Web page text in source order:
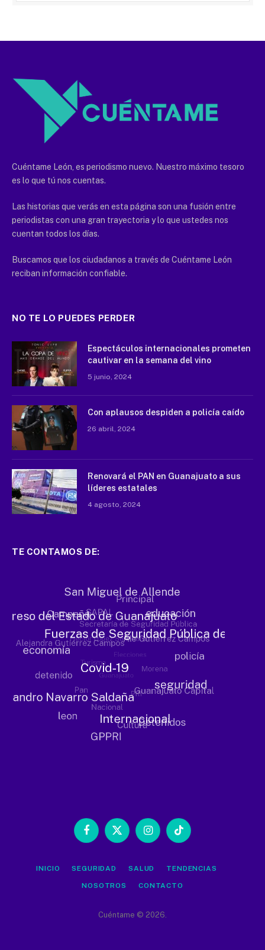
Cuéntame León, es periodismo nuevo. Nuestro máximo tesoro
es lo que tú nos cuentas.
Las historias que verás en esta página son una fusión entre
periodistas con una gran trayectoria y lo que ustedes nos
cuentan todos los días.
Buscamos que los ciudadanos a través de Cuéntame León
reciban información confiable.
NO TE LO PUEDES PERDER
Espectáculos internacionales prometen
cautivar en la semana del vino
5 junio, 2024
Con aplausos despiden a policía caído
26 abril, 2024
Renovará el PAN en Guanajuato a sus
líderes estatales
4 agosto, 2024
TE CONTAMOS DE:
Facebook
X
InstagramTikTok
INICIO SEGURIDAD SALUD TENDENCIAS
NOSOTROS CONTACTO
Cuéntame © 2026.